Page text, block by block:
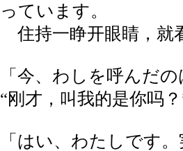
っています。
住持一睁开眼睛，就
「今、わしを呼んだ
“刚才，叫我的是你吗
「はい、わたしです